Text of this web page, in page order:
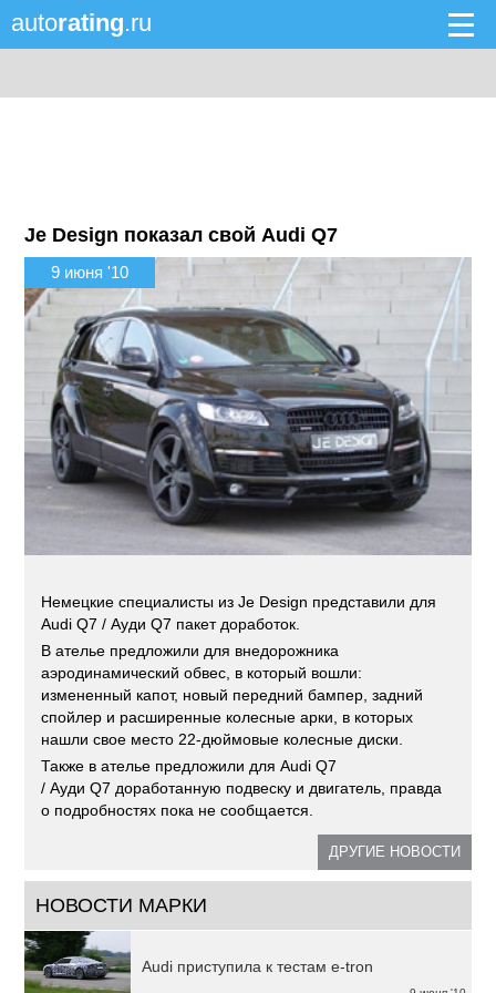
autorating.ru
Je Design показал свой Audi Q7
9 июня '10
Немецкие специалисты из Je Design представили для
Audi Q7 / Ауди Q7 пакет доработок.
В ателье предложили для внедорожника
аэродинамический обвес, в который вошли:
измененный капот, новый передний бампер, задний
спойлер и расширенные колесные арки, в которых
нашли свое место 22-дюймовые колесные диски.
Также в ателье предложили для Audi Q7
/ Ауди Q7 доработанную подвеску и двигатель, правда
о подробностях пока не сообщается.
ДРУГИЕ НОВОСТИ
НОВОСТИ МАРКИ
Audi приступила к тестам e-tron